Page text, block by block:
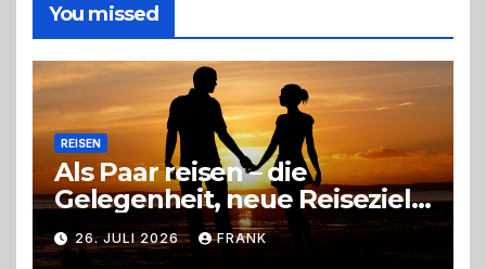
richtige
Entscheidung
You missed
REISEN
Als Paar reisen – die
Gelegenheit, neue Reiseziele
zu entdecken
26. JULI 2026 FRANK